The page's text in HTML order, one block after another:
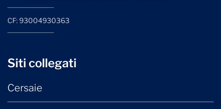
CF: 93004930363
Siti collegati
Cersaie